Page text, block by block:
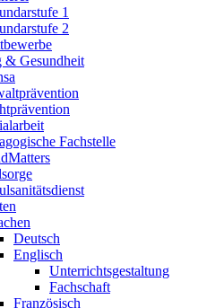
1
2
& Gesundheit
Fachstelle
Deutsch
Englisch
Unterrichtsgestaltung
Fachschaft
Französisch